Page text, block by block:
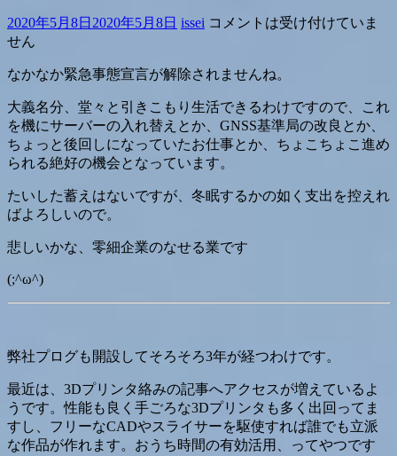
2020年5月8日 2020年5月8日 issei コメントは受け付けていま
せん
なかなか緊急事態宣言が解除されませんね。
大義名分、堂々と引きこもり生活できるわけですので、これ
を機にサーバーの入れ替えとか、GNSS基準局の改良とか、
ちょっと後回しになっていたお仕事とか、ちょこちょこ進め
られる絶好の機会となっています。
たいした蓄えはないですが、冬眠するかの如く支出を控えれ
ばよろしいので。
悲しいかな、零細企業のなせる業です
(;^ω^)
弊社プログも開設してそろそろ3年が経つわけです。
最近は、3Dプリンタ絡みの記事へアクセスが増えているよ
うです。性能も良く手ごろな3Dプリンタも多く出回ってま
すし、フリーなCADやスライサーを駆使すれば誰でも立派
な作品が作れます。おうち時間の有効活用、ってやつです